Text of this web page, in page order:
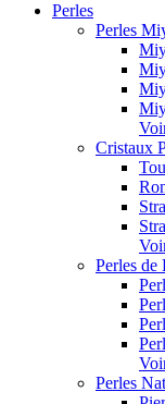
Perles
Perles
Cristaux
Perles de
Perles